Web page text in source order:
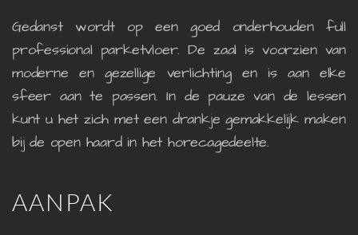
Gedanst wordt op een goed onderhouden full
professional parketvloer. De zaal is voorzien van
moderne en gezellige verlichting en is aan elke
sfeer aan te passen. In de pauze van de lessen
kunt u het zich met een drankje gemakkelijk maken
bij de open haard in het horecagedeelte.
AANPAK